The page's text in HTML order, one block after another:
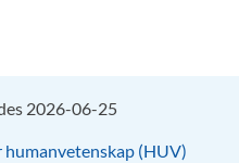
2026-06-25
(HUV)